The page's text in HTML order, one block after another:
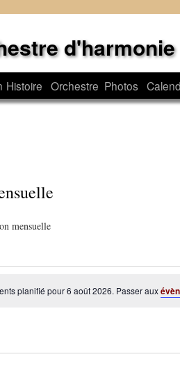
d'harmonie
Histoire Orchestre Photos
mensuelle
planifié pour 6 août 2026. Passer aux